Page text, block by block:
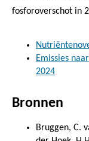
fosforoverschot in
Emissies
2024
Bronnen
Bruggen, C.